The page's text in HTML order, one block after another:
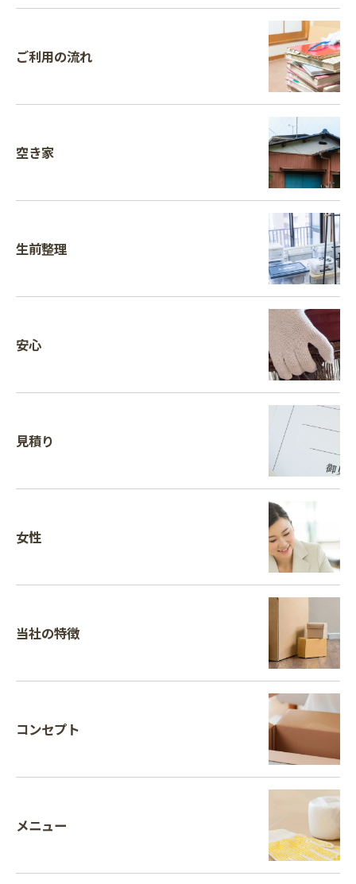
ご利用の流れ
空き家
生前整理
安心
見積り
女性
当社の特徴
コンセプト
メニュー